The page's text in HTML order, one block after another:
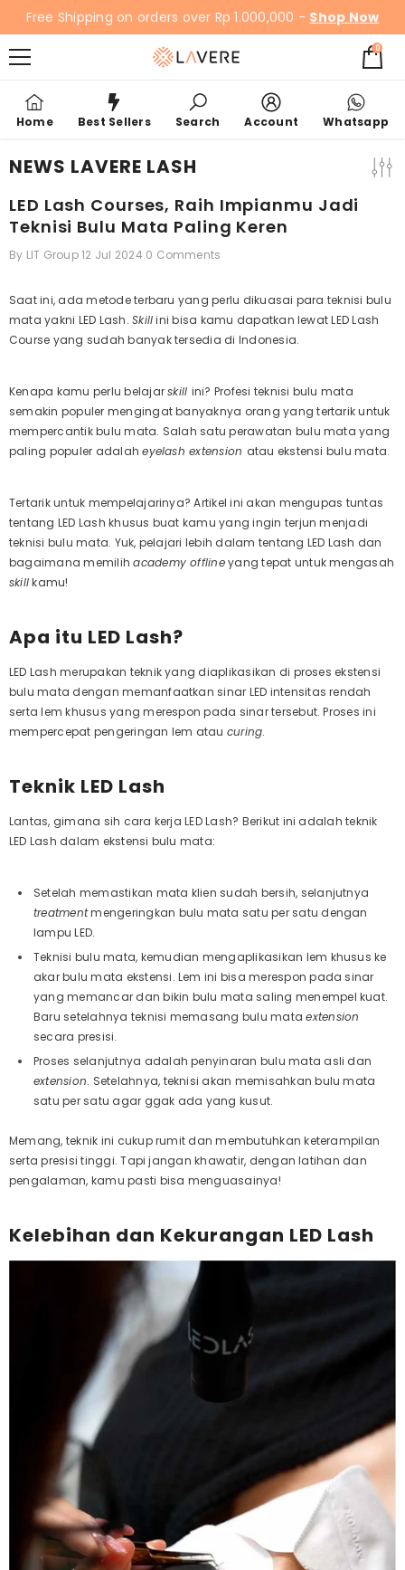
SKIP TO CONTENT
Free Shipping on orders over Rp 1.000,000 - Shop Now
00
items
Home Best Sellers Search Account Whatsapp
NEWS LAVERE LASH
LED Lash Courses, Raih Impianmu Jadi
Teknisi Bulu Mata Paling Keren
By LIT Group12 Jul 2024 0 Comments
Saat ini, ada metode terbaru yang perlu dikuasai para teknisi bulu
mata yakni LED Lash.Skillini bisa kamu dapatkan lewatLED Lash
Course yang sudah banyak tersedia di Indonesia.
Kenapa kamu perlu belajarskill ini? Profesi teknisi bulu mata
semakin populer mengingat banyaknya orang yang tertarik untuk
mempercantik bulu mata. Salah satu perawatan bulu mata yang
paling populer adalaheyelash extension atau ekstensi bulu mata.
Tertarik untuk mempelajarinya? Artikel ini akan mengupas tuntas
tentang LED Lash khusus buat kamu yang ingin terjun menjadi
teknisi bulu mata. Yuk, pelajari lebih dalam tentang LED Lash dan
bagaimana memilihacademy offlineyang tepat untuk mengasah
skillkamu!
Apa itu LED Lash?
LED Lash merupakan teknik yang diaplikasikan di proses ekstensi
bulu mata dengan memanfaatkan sinar LED intensitas rendah
serta lem khusus yang merespon pada sinar tersebut. Proses ini
mempercepat pengeringan lem atau curing.
Teknik LED Lash
Lantas, gimana sih cara kerja LED Lash? Berikut ini adalah teknik
LED Lash dalam ekstensi bulu mata:
Setelah memastikan mata klien sudah bersih, selanjutnya
treatmentmengeringkan bulu mata satu per satu dengan
lampu LED.
Teknisi bulu mata, kemudian mengaplikasikan lem khusus ke
akar bulu mata ekstensi. Lem ini bisa merespon pada sinar
yang memancar dan bikin bulu mata saling menempel kuat.
Baru setelahnya teknisi memasang bulu mataextension
secara presisi.
Proses selanjutnya adalah penyinaran bulu mata asli dan
extension. Setelahnya, teknisi akan memisahkan bulu mata
satu per satu agar ggak ada yang kusut.
Memang, teknik ini cukup rumit dan membutuhkan keterampilan
serta presisi tinggi. Tapi jangan khawatir, dengan latihan dan
pengalaman, kamu pasti bisa menguasainya!
Kelebihan dan Kekurangan LED Lash